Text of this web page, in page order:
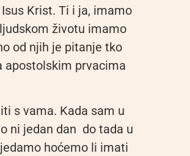
Krist. Ti i ja, imamo
životu imamo
od njih je pitanje tko
apostolskim prvacima
s vama. Kada sam u
ni jedan dan do tada u
hoćemo li imati